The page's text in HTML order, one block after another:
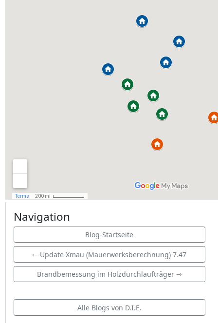
Navigation
Blog-Startseite
⇽ Update Xmau (Mauerwerksberechnung) 7.47
Brandbemessung im Holzdurchlaufträger ⇾
Alle Blogs von D.I.E.